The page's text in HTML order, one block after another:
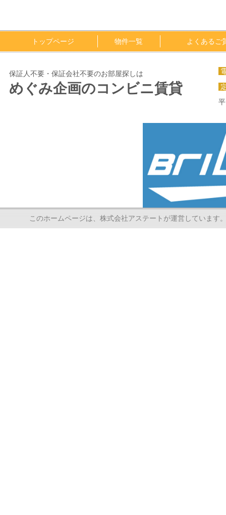
トップページ 物件一覧 よくあるご
保証人不要・保証会社不要のお部屋探しは
めぐみ企画のコンビニ賃貸
このホームページは、株式会社アステートが運営していま